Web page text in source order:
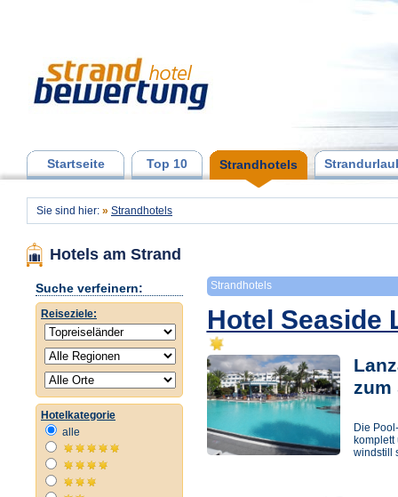
Startseite Top 10 Strandhotels
Sie sind hier: » Strandhotels
Hotels am Strand
Suche verfeinern:
Reiseziele:
Hotelkategorie
alle
Strandhotels
Hotel Seaside
zum
Die
windstill